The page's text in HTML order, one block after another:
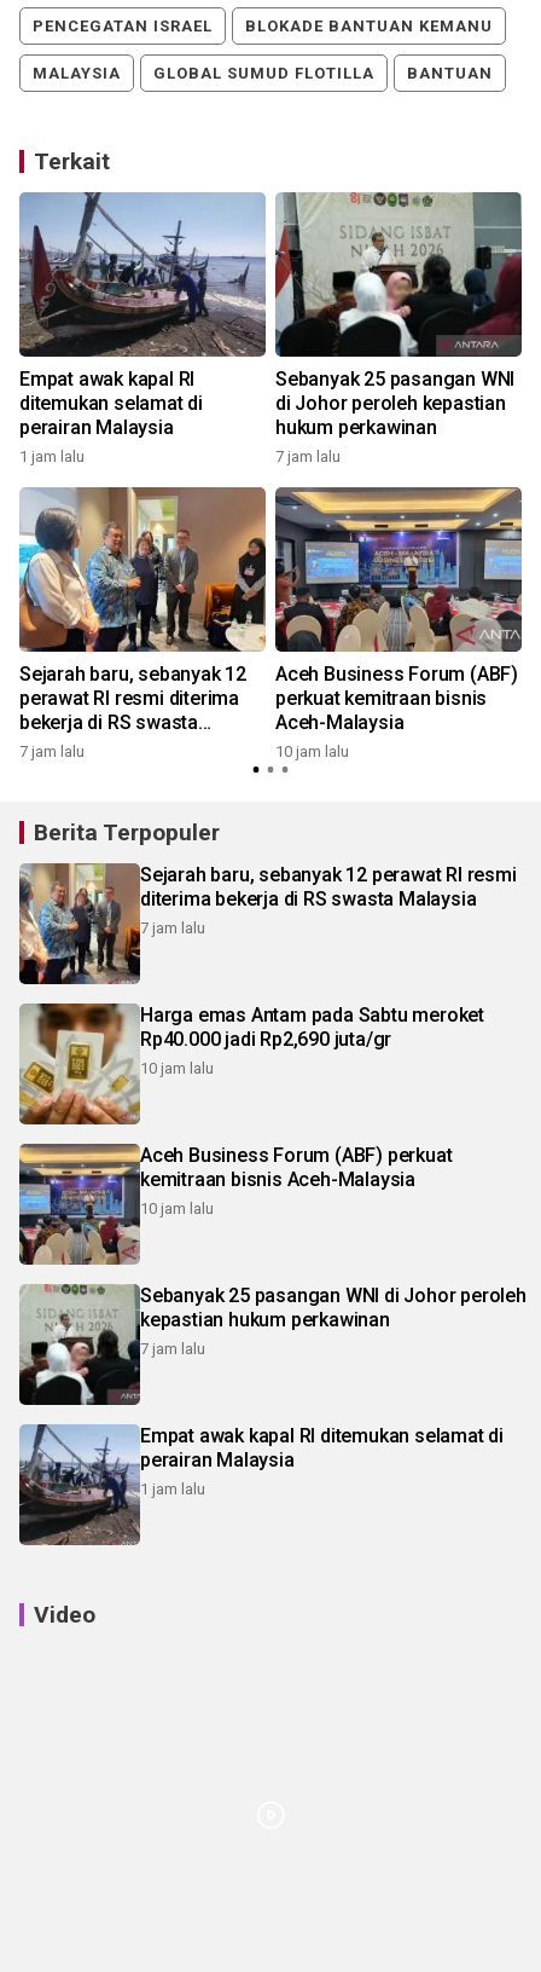
PENCEGATAN ISRAEL BLOKADE BANTUAN KEMANU
MALAYSIA GLOBAL SUMUD FLOTILLA BANTUAN
Terkait
Empat awak kapal RI
ditemukan selamat di
perairan Malaysia
1 jam lalu
Sebanyak 25 pasangan WNI
di Johor peroleh kepastian
hukum perkawinan
7 jam lalu
Sejarah baru, sebanyak 12
perawat RI resmi diterima
bekerja di RS swasta
Malaysia
7 jam lalu
Aceh Business Forum (ABF)
perkuat kemitraan bisnis
Aceh-Malaysia
10 jam lalu
Berita Terpopuler
Sejarah baru, sebanyak 12 perawat RI resmi
diterima bekerja di RS swasta Malaysia
7 jam lalu
Harga emas Antam pada Sabtu meroket
Rp40.000 jadi Rp2,690 juta/gr
10 jam lalu
Aceh Business Forum (ABF) perkuat
kemitraan bisnis Aceh-Malaysia
10 jam lalu
Sebanyak 25 pasangan WNI di Johor peroleh
kepastian hukum perkawinan
7 jam lalu
Empat awak kapal RI ditemukan selamat di
perairan Malaysia
1 jam lalu
Video